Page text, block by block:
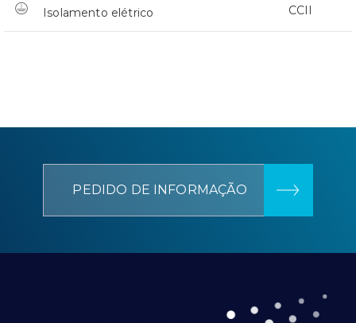
Isolamento elétrico CCII
PEDIDO DE INFORMAÇÃO